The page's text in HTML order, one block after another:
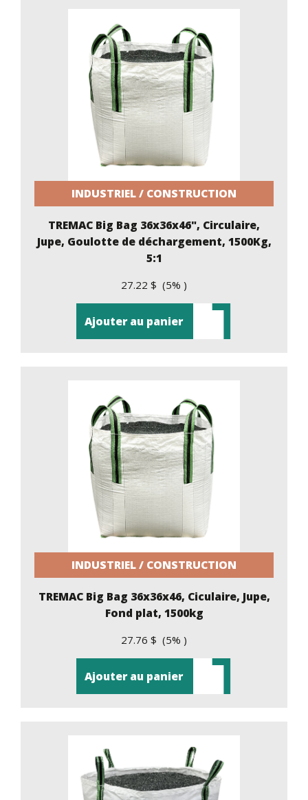
INDUSTRIEL / CONSTRUCTION
TREMAC Big Bag 36x36x46", Circulaire,
Jupe, Goulotte de déchargement, 1500Kg,
5:1
27.22 $ (5% )
Ajouter au panier
INDUSTRIEL / CONSTRUCTION
TREMAC Big Bag 36x36x46, Ciculaire, Jupe,
Fond plat, 1500kg
27.76 $ (5% )
Ajouter au panier